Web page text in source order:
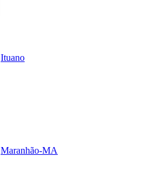
Ituano
Maranhão-MA